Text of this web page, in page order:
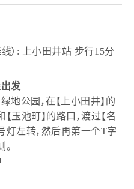
线）: 上小田井站 步行15分
发
公园，在【上小田井】的
玉池町】的路口，渡过【名
灯左转，然后再第一个T字